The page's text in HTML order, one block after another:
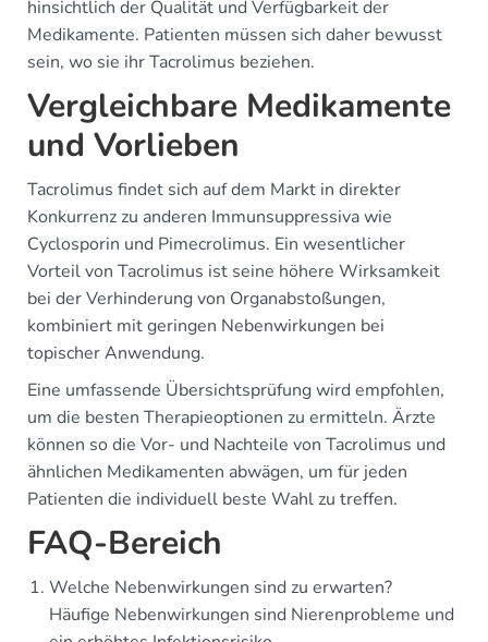
hinsichtlich der Qualität und Verfügbarkeit der
Medikamente. Patienten müssen sich daher bewusst
sein, wo sie ihr Tacrolimus beziehen.
Vergleichbare Medikamente
und Vorlieben
Tacrolimus findet sich auf dem Markt in direkter
Konkurrenz zu anderen Immunsuppressiva wie
Cyclosporin und Pimecrolimus. Ein wesentlicher
Vorteil von Tacrolimus ist seine höhere Wirksamkeit
bei der Verhinderung von Organabstoßungen,
kombiniert mit geringen Nebenwirkungen bei
topischer Anwendung.
Eine umfassende Übersichtsprüfung wird empfohlen,
um die besten Therapieoptionen zu ermitteln. Ärzte
können so die Vor- und Nachteile von Tacrolimus und
ähnlichen Medikamenten abwägen, um für jeden
Patienten die individuell beste Wahl zu treffen.
FAQ-Bereich
Welche Nebenwirkungen sind zu erwarten?
Häufige Nebenwirkungen sind Nierenprobleme und